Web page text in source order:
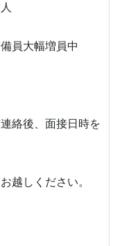
員大幅増員中
絡後、面接日時を
越しください。